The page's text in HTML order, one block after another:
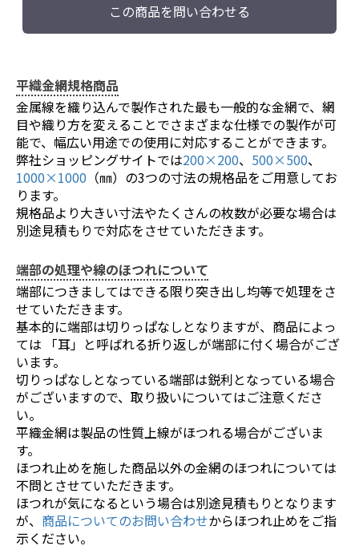
この商品を問い合わせる
お買い物を続ける カートへ進む
平織金網規格商品
金属線を織り込んで製作された最も一般的な金網で、網
目や織り方を変えることでさまざまな仕様での製作が可
能で、幅広い用途での使用に対応することができます。
弊社ショッピングサイトでは200×200、 500×500、
1000×1000 （㎜）の3つの寸法の規格品をご用意してお
ります。
規格品より大きい寸法やたくさんの枚数が必要な場合は
別途見積もりで対応をさせていただきます。
端部の処理や線のほつれについて
端部につきましてはできる限り突き出し均等で処理をさ
せていただきます。
基本的に端部は切りっぱなしとなりますが、商品によっ
ては 「耳」と呼ばれる折り返しが端部に付く場合がござ
います。
切りっぱなしとなっている端部は鋭利となっている場合
がございますので、取り扱いについてはご注意くださ
い。
平織金網は製品の性質上線がほつれる場合がございま
す。
ほつれ止めを施した商品以外の金網のほつれについては
不問とさせていただきます。
ほつれが気になるという場合は別途見積もりとなります
が、 商品についてのお問い合わせからほつれ止めをご指
示ください。